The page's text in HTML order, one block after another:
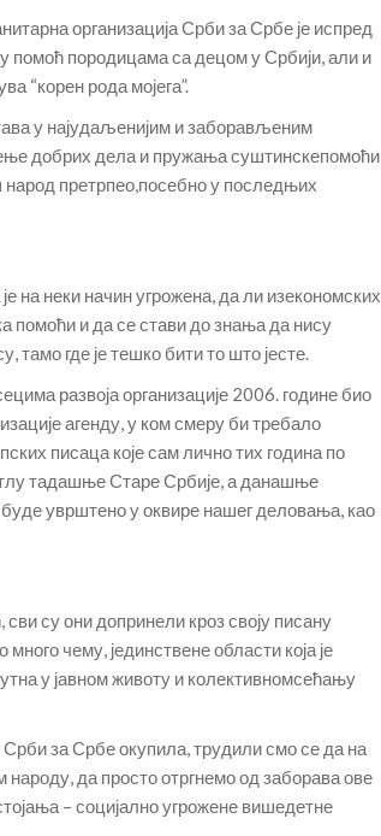
организација Срби за Србе је испред
помоћ породицама са децом у Србији, али и
“корен рода мојега”.
у најудаљенијим и заборављеним
добрих дела и пружања суштинскепомоћи
народ претрпео,посебно у последњих
на неки начин угрожена, да ли
помоћи и да се стави до знања да нису
где је тешко бити то што јесте.
развоја организације 2006. године био
агенду, у ком смеру би требало
писаца које сам лично тих година по
тлу тадашње Старе Србије, а данашње
уврштено у оквире нашег деловања, као
су они допринели кроз своју писану
чему, јединствене области која је
у јавном животу и колективномсећању
Срби за Србе окупила, трудили смо се да на
да просто отргнемо од заборава ове
– социјално угрожене вишедетне